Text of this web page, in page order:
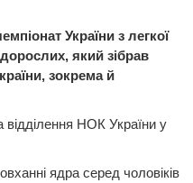
України з легкої
який зібрав
зокрема й
НОК України у
ядра серед чоловіків